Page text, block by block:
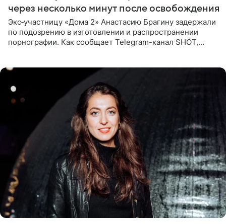
через несколько минут после освобождения
Экс‑участницу «Дома 2» Анастасию Брагину задержали
по подозрению в изготовлении и распространении
порнографии. Как сообщает Telegram-канал SHOT,